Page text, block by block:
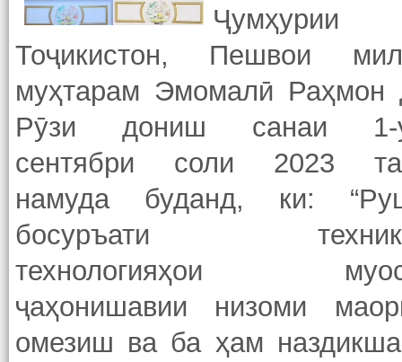
Ҷумҳурии
Тоҷикистон, Пешвои
муҳтарам Эмомалӣ Раҳмон
Рӯзи дониш санаи 1-
сентябри соли 2023
намуда буданд, ки:
босуръати
технологияҳои
ҷаҳонишавии низоми
омезиш ва ба ҳам